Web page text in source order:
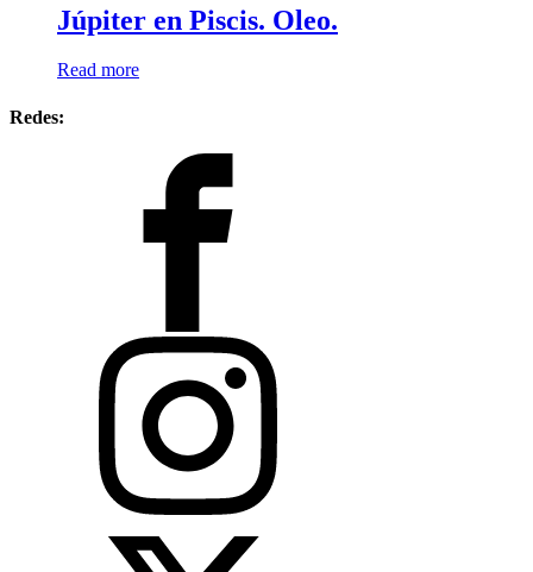
Júpiter en Piscis. Oleo.
Read more
Redes: